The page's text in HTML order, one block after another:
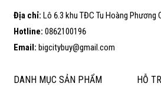
DANH MỤC SẢN PHẨM HỖ
Email: bigcitybuy@gmail.com
Địa chỉ: Lô 6.3 khu TĐC Tu Hoàng Phương
Hotline: 0862100196